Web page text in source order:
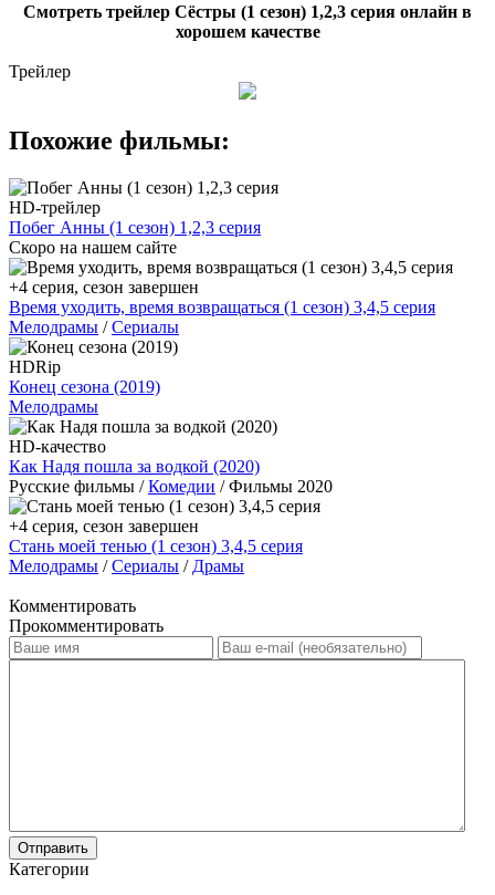
Смотреть трейлер Сёстры (1 сезон) 1,2,3 серия онлайн в
хорошем качестве
Трейлер
Похожие фильмы:
HD-трейлер
Побег Анны (1 сезон) 1,2,3 серия
Скоро на нашем сайте
+4 серия, сезон завершен
Время уходить, время возвращаться (1 сезон) 3,4,5 серия
Мелодрамы /Сериалы
HDRip
Конец сезона (2019)
Мелодрамы
HD-качество
Как Надя пошла за водкой (2020)
Русские фильмы /Комедии / Фильмы 2020
+4 серия, сезон завершен
Стань моей тенью (1 сезон) 3,4,5 серия
Мелодрамы /Сериалы / Драмы
Комментировать
Прокомментировать
Отправить
Категории